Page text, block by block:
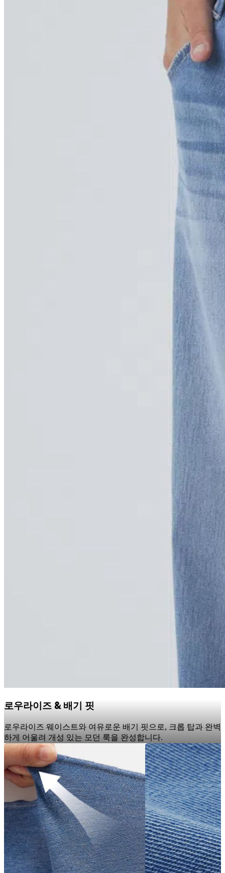
로우라이즈 & 배기 핏
로우라이즈 웨이스트와 여유로운 배기 핏으로, 크롭 탑과 완벽
하게 어울려 개성 있는 모던 룩을 완성합니다.